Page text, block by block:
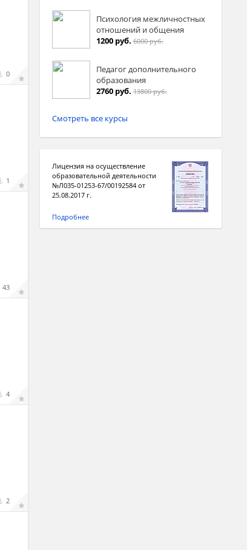
0
1
43
4
2
Психология межличностных
отношений и общения
1200 руб. 6000 руб.
Педагог дополнительного
образования
2760 руб. 13800 руб.
Смотреть все курсы
Лицензия на осуществление
образовательной деятельности
№Л035-01253-67/00192584 от
25.08.2017 г.
Подробнее